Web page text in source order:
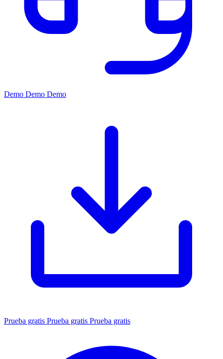
Demo Demo Demo
Prueba gratis Prueba gratis Prueba gratis